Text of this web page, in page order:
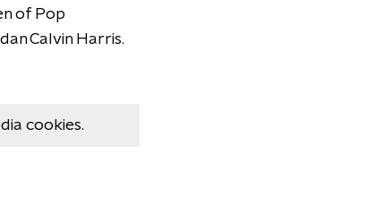
of Pop
Calvin Harris.
cookies.